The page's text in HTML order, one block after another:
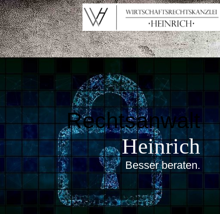
Rechtsanwalt
Heinrich
Besser beraten.